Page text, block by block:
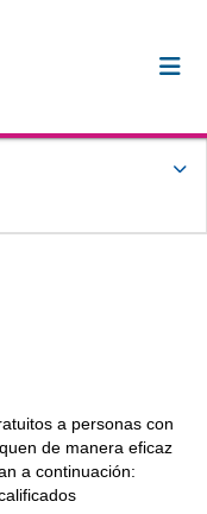
a personas con
de manera eficaz
a continuación: